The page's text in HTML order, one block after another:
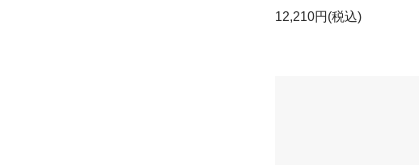
12,210円(税込)